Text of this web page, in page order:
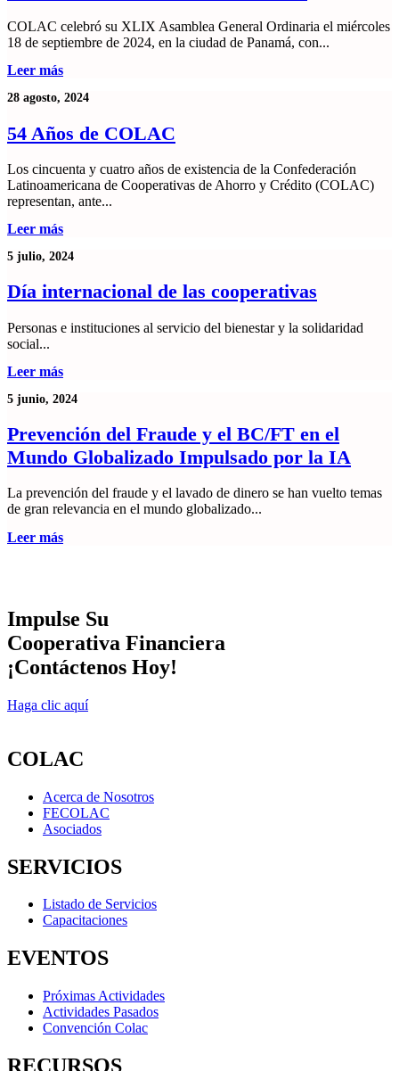
COLAC celebró su XLIX Asamblea General Ordinaria el miércoles
18 de septiembre de 2024, en la ciudad de Panamá, con...
Leer más
28 agosto, 2024
54 Años de COLAC
Los cincuenta y cuatro años de existencia de la Confederación
Latinoamericana de Cooperativas de Ahorro y Crédito (COLAC)
representan, ante...
Leer más
5 julio, 2024
Día internacional de las cooperativas
Personas e instituciones al servicio del bienestar y la solidaridad
social...
Leer más
5 junio, 2024
Prevención del Fraude y el BC/FT en el
Mundo Globalizado Impulsado por la IA
La prevención del fraude y el lavado de dinero se han vuelto temas
de gran relevancia en el mundo globalizado...
Leer más
Impulse Su
Cooperativa Financiera
¡Contáctenos Hoy!
Haga clic aquí
COLAC
Acerca de Nosotros
FECOLAC
Asociados
SERVICIOS
Listado de Servicios
Capacitaciones
EVENTOS
Próximas Actividades
Actividades Pasados
Convención Colac
RECURSOS